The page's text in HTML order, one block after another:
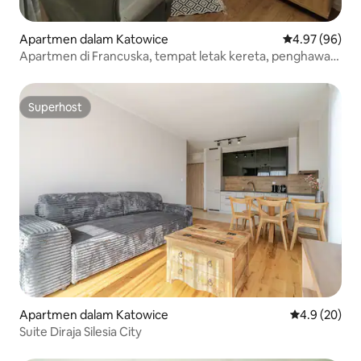
Apartmen dalam Katowice Penarafan
4.97 (96)
Apartmen di Francuska, tempat letak kereta, penghawa
Superhost
Superhost
Apartmen dalam Katowice Penarafan
4.9 (20)
Suite Diraja Silesia City